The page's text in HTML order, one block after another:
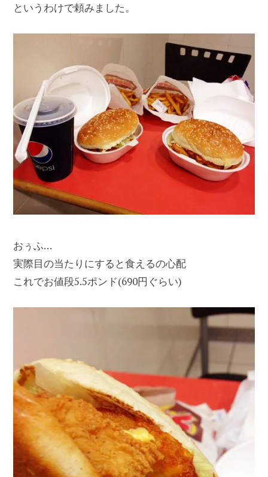
というわけで頼みました。
おぅふ…
実際目の当たりにすると食えるの心配
これでお値段5.5ポンド(690円ぐらい)